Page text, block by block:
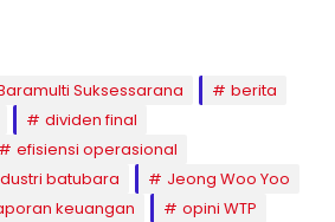
Suksessarana
berita
dividen final
efisiensi operasional
batubara
Jeong Woo Yoo
keuangan
opini WTP